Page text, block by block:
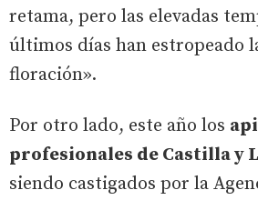
retama, pero las elevadas
últimos días han estropeado
floración».
Por otro lado, este año los
profesionales de Castilla y
siendo castigados por la